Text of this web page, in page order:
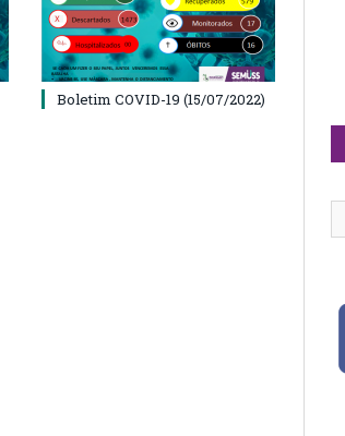
Boletim COVID-19 (15/07/2022)